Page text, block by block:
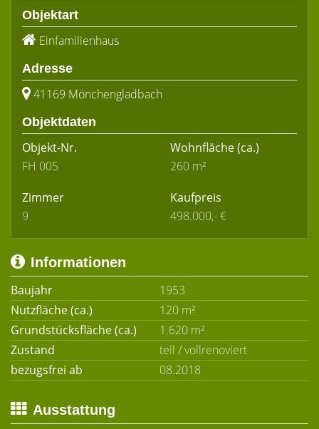
Objektart
Einfamilienhaus
Adresse
41169 Mönchengladbach
Objektdaten
Objekt-Nr.
FH 005
Wohnfläche(ca.)
260 m²
Zimmer
9
Kaufpreis
498.000,- €
Informationen
Baujahr
1953
Nutzfläche (ca.)
120 m²
Grundstücksfläche (ca.)
1.620 m²
Zustand
teil / vollrenoviert
bezugsfrei ab
08.2018
Ausstattung